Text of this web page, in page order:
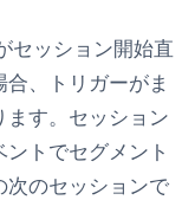
セッション開始直
、トリガーがま
す。セッション
トでセグメント
次のセッションで